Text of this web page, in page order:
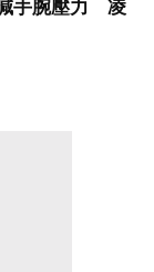
手腕壓力 凌